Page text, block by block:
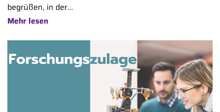
begrüßen, in der...
Mehr lesen